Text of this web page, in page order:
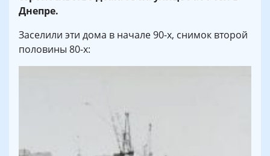
Днепре.
Заселили эти дома в начале 90-х, снимок второй
половины 80-х: